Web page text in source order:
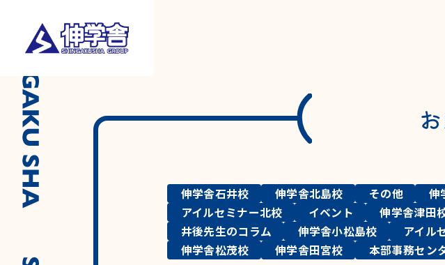
伸学舎石井校 伸学舎北島校 その他 伸
アイルセミナー北校
イベント 伸学舎津田
井後先生のコラム
伸学舎小松島校 アイル
伸学舎松茂校
伸学舎田宮校 本部事務セン